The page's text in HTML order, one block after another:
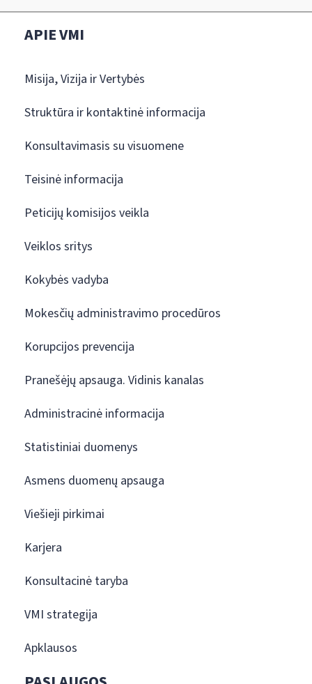
APIE VMI
Misija, Vizija ir Vertybės
Struktūra ir kontaktinė informacija
Konsultavimasis su visuomene
Teisinė informacija
Peticijų komisijos veikla
Veiklos sritys
Kokybės vadyba
Mokesčių administravimo procedūros
Korupcijos prevencija
Pranešėjų apsauga. Vidinis kanalas
Administracinė informacija
Statistiniai duomenys
Asmens duomenų apsauga
Viešieji pirkimai
Karjera
Konsultacinė taryba
VMI strategija
Apklausos